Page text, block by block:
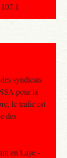
syndicats
pour la
le trafic est
des
en Laye -